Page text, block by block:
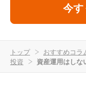
今す
トップ > おすすめコラ
投資
> 資産運用はしな